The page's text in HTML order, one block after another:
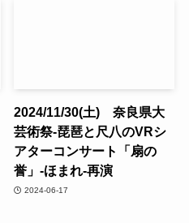
2024/11/30(土) 奈良県大
芸術祭-琵琶と尺八のVRシ
アターコンサート「扇の
誉」-ほまれ-再演
2024-06-17